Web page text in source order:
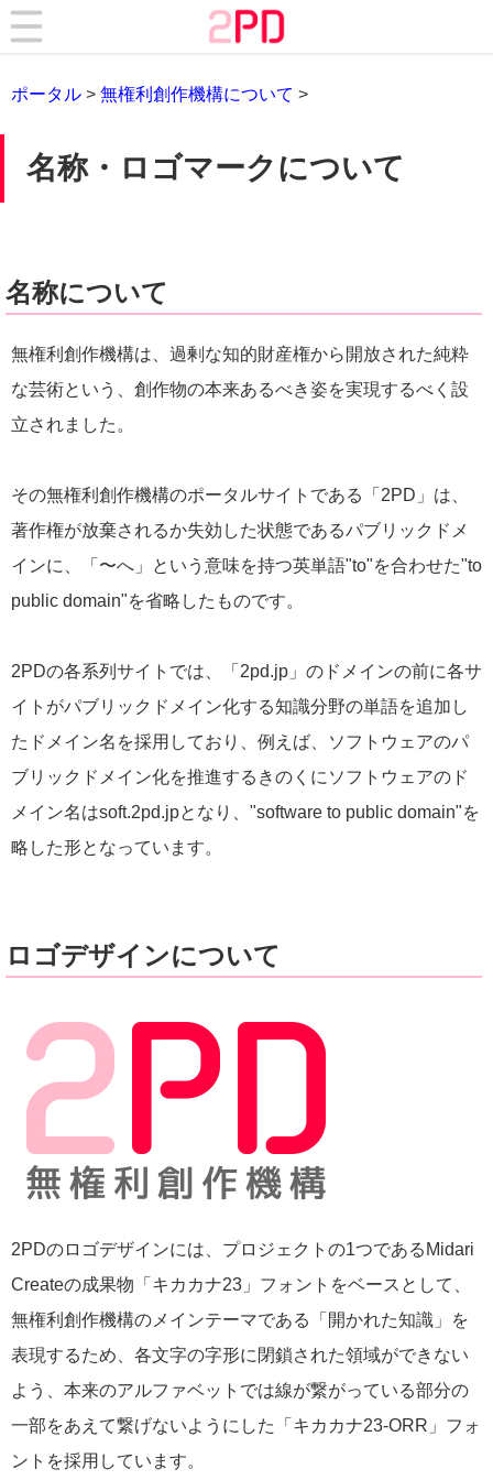
ポータル > 無権利創作機構について >
名称・ロゴマークについて
名称について
無権利創作機構は、過剰な知的財産権から開放された純粋
な芸術という、創作物の本来あるべき姿を実現するべく設
立されました。
その無権利創作機構のポータルサイトである「2PD」は、
著作権が放棄されるか失効した状態であるパブリックドメ
インに、「〜へ」という意味を持つ英単語"to"を合わせた"to
public domain"を省略したものです。
2PDの各系列サイトでは、「2pd.jp」のドメインの前に各サ
イトがパブリックドメイン化する知識分野の単語を追加し
たドメイン名を採用しており、例えば、ソフトウェアのパ
ブリックドメイン化を推進するきのくにソフトウェアのド
メイン名はsoft.2pd.jpとなり、"software to public domain"を
略した形となっています。
ロゴデザインについて
2PDのロゴデザインには、プロジェクトの1つであるMidari
Createの成果物「キカカナ23」フォントをベースとして、
無権利創作機構のメインテーマである「開かれた知識」を
表現するため、各文字の字形に閉鎖された領域ができない
よう、本来のアルファベットでは線が繋がっている部分の
一部をあえて繋げないようにした「キカカナ23-ORR」フォ
ントを採用しています。